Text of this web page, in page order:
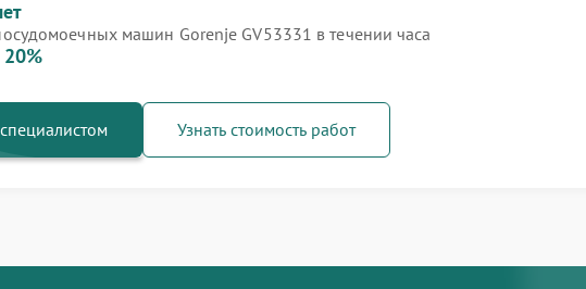
машин Gorenje GV53331 в течении часа
20%
Узнать стоимость работ